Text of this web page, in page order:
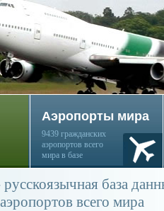
Аэропорты мира
9439 гражданских
аэропортов всего
мира в базе
база
всего мира